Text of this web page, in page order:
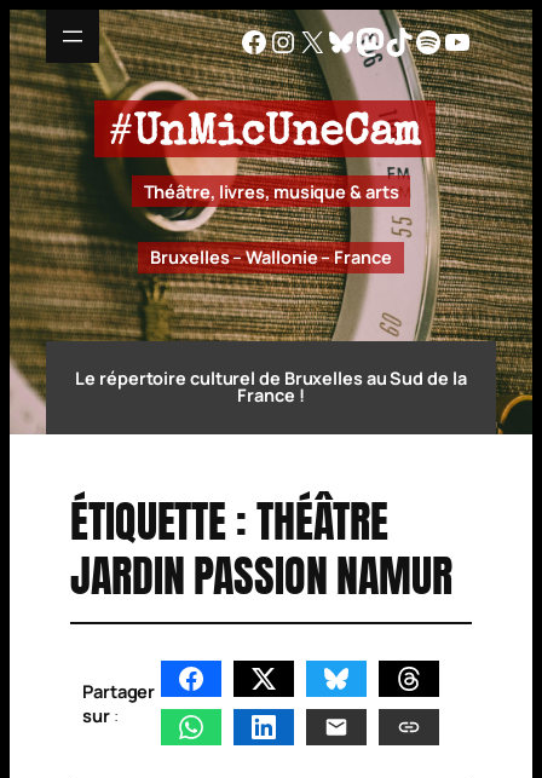
Aller
au
contenu
Facebook
Instagram
X Bluesky
Mastodon
TikTok
Spotify
#UnMicUneCam
Théâtre, livres, musique & arts
Bruxelles – Wallonie – France
Le répertoire culturel de Bruxelles au Sud de la
France !
ÉTIQUETTE :THÉÂTRE
JARDIN PASSION NAMUR
Partager
sur: